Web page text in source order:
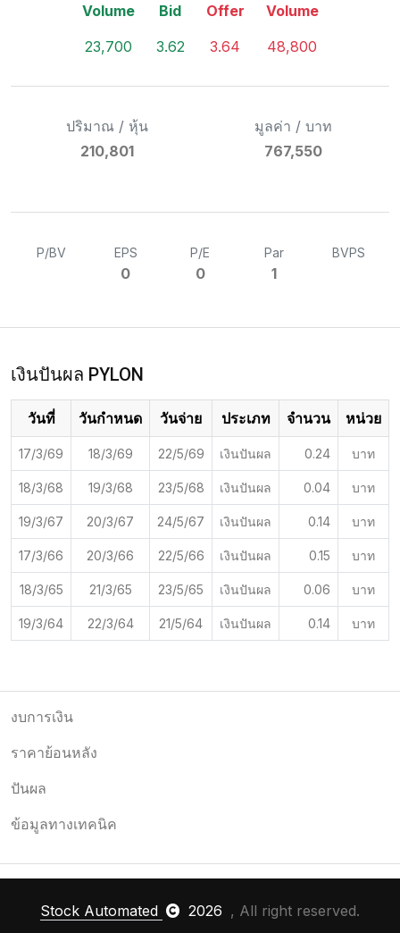
Volume
23,700
Bid
3.62
Offer
3.64
Volume
48,800
ปริมาณ / หุ้น
210,801
มูลค่า / บาท
767,550
P/BV EPS
0
P/E
0
Par
1
BVPS
เงินปันผล PYLON
วันที่ วันกำหนด วันจ่าย ประเภท จำนวน หน่วย
17/3/69 18/3/69 22/5/69 เงินปันผล 0.24 บาท
18/3/68 19/3/68 23/5/68 เงินปันผล 0.04 บาท
19/3/67 20/3/67 24/5/67 เงินปันผล 0.14 บาท
17/3/66 20/3/66 22/5/66 เงินปันผล 0.15 บาท
18/3/65 21/3/65 23/5/65 เงินปันผล 0.06 บาท
19/3/64 22/3/64 21/5/64 เงินปันผล 0.14 บาท
งบการเงิน
ราคาย้อนหลัง
ปันผล
ข้อมูลทางเทคนิค
Stock Automated 2026 , All right reserved.